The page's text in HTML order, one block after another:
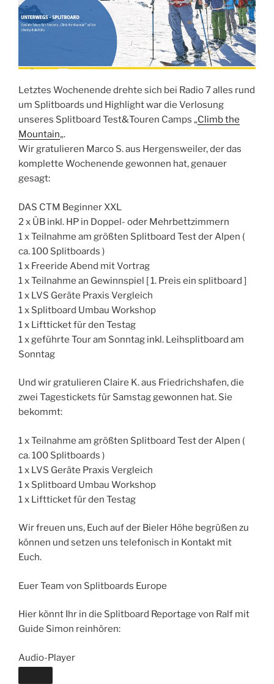
Letztes Wochenende drehte sich bei Radio 7 alles rund
um Splitboards und Highlight war die Verlosung
unseres Splitboard Test&Touren Camps „Climb the
Mountain„.
Wir gratulieren Marco S. aus Hergensweiler, der das
komplette Wochenende gewonnen hat, genauer
gesagt:
DAS CTM Beginner XXL
2 x ÜB inkl. HP in Doppel- oder Mehrbettzimmern
1 x Teilnahme am größten Splitboard Test der Alpen (
ca. 100 Splitboards )
1 x Freeride Abend mit Vortrag
1 x Teilnahme an Gewinnspiel [ 1. Preis ein splitboard ]
1 x LVS Geräte Praxis Vergleich
1 x Splitboard Umbau Workshop
1 x Liftticket für den Testag
1 x geführte Tour am Sonntag inkl. Leihsplitboard am
Sonntag
Und wir gratulieren Claire K. aus Friedrichshafen, die
zwei Tagestickets für Samstag gewonnen hat. Sie
bekommt:
1 x Teilnahme am größten Splitboard Test der Alpen (
ca. 100 Splitboards )
1 x LVS Geräte Praxis Vergleich
1 x Splitboard Umbau Workshop
1 x Liftticket für den Testag
Wir freuen uns, Euch auf der Bieler Höhe begrüßen zu
können und setzen uns telefonisch in Kontakt mit
Euch.
Euer Team von Splitboards Europe
Hier könnt Ihr in die Splitboard Reportage von Ralf mit
Guide Simon reinhören:
Audio-Player